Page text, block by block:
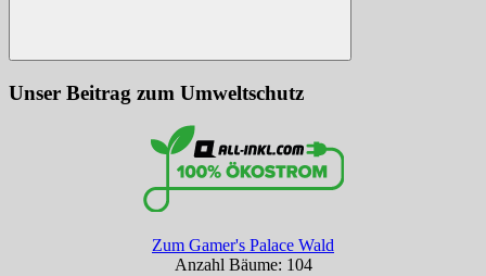
Suchen
Unser Beitrag zum Umweltschutz
Zum Gamer's Palace Wald
Anzahl Bäume: 104